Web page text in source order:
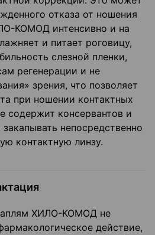
отказа от ношения
КОМОД интенсивно и на
и питает роговицу,
слезной пленки,
регенерации и не
зрения, что позволяет
при ношении контактных
консервантов и
непосредственно
контактную линзу.
ХИЛО-КОМОД не
действие,